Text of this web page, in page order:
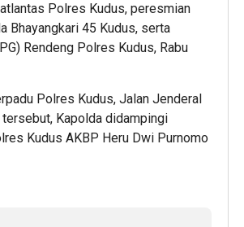
Polres Kudus, peresmian
Bhayangkari 45 Kudus, serta
Rendeng Polres Kudus, Rabu
Polres Kudus, Jalan Jenderal
Kapolda didampingi
Kudus AKBP Heru Dwi Purnomo